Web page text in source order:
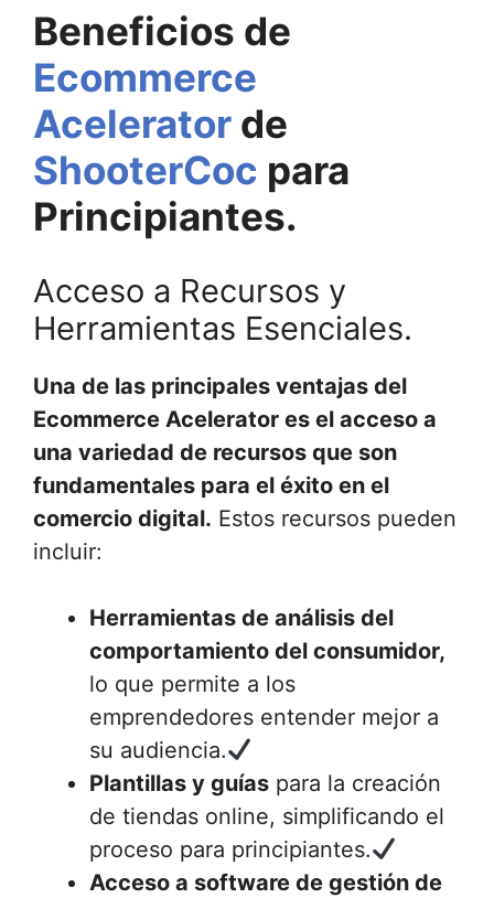
Beneficios de
Ecommerce
Acelerator de
ShooterCoc para
Principiantes.
Acceso a Recursos y
Herramientas Esenciales.
Una de las principales ventajas del
Ecommerce Acelerator es el acceso a
una variedad de recursos que son
fundamentales para el éxito en el
comercio digital. Estos recursos pueden
incluir:
Herramientas de análisis del
comportamiento del consumidor,
lo que permite a los
emprendedores entender mejor a
su audiencia.
Plantillas y guías para la creación
de tiendas online, simplificando el
proceso para principiantes.
Acceso a software de gestión de